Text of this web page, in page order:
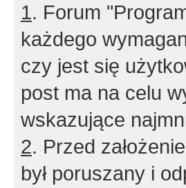
1. Forum
każdego
czy jest się
post ma na celu
wskazujące
2. Przed
był poruszany i